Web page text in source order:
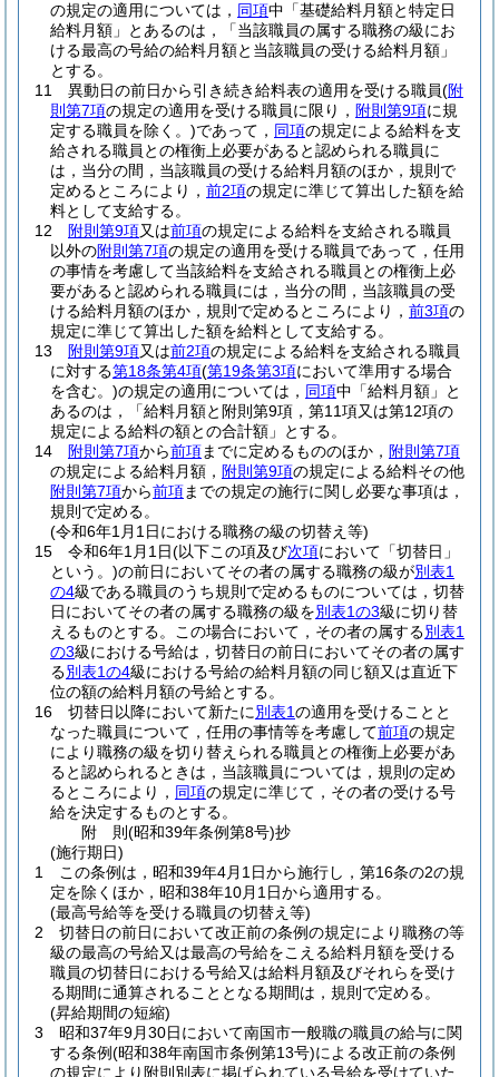
の規定の適用については， 同項中「基礎給料月額と特定日
給料月額」とあるのは，「当該職員の属する職務の級にお
ける最高の号給の給料月額と当該職員の受ける給料月額」
とする。
11
異動日の前日から引き続き給料表の適用を受ける職員(附
則第7項の規定の適用を受ける職員に限り， 附則第9項に規
定する職員を除く。)であって， 同項の規定による給料を支
給される職員との権衡上必要があると認められる職員に
は，当分の間，当該職員の受ける給料月額のほか，規則で
定めるところにより， 前2項の規定に準じて算出した額を給
料として支給する。
12
附則第9項又は前項の規定による給料を支給される職員
以外の附則第7項の規定の適用を受ける職員であって，任用
の事情を考慮して当該給料を支給される職員との権衡上必
要があると認められる職員には，当分の間，当該職員の受
ける給料月額のほか，規則で定めるところにより， 前3項の
規定に準じて算出した額を給料として支給する。
13
附則第9項又は前2項の規定による給料を支給される職員
に対する第18条第4項(第19条第3項において準用する場合
を含む。)の規定の適用については， 同項中「給料月額」と
あるのは，「給料月額と附則第9項，第11項又は第12項の
規定による給料の額との合計額」とする。
14
附則第7項から前項までに定めるもののほか， 附則第7項
の規定による給料月額， 附則第9項の規定による給料その他
附則第7項から前項までの規定の施行に関し必要な事項は，
規則で定める。
(令和6年1月1日における職務の級の切替え等)
15
令和6年1月1日(以下この項及び次項において「切替日」
という。)の前日においてその者の属する職務の級が別表1
の4級である職員のうち規則で定めるものについては，切替
日においてその者の属する職務の級を別表1の3級に切り替
えるものとする。
この場合において，その者の属する別表1
の3級における号給は，切替日の前日においてその者の属す
る別表1の4級における号給の給料月額の同じ額又は直近下
位の額の給料月額の号給とする。
16
切替日以降において新たに別表1の適用を受けることと
なった職員について，任用の事情等を考慮して前項の規定
により職務の級を切り替えられる職員との権衡上必要があ
ると認められるときは，当該職員については，規則の定め
るところにより， 同項の規定に準じて，その者の受ける号
給を決定するものとする。
附 則(昭和39年条例第8号)抄
(施行期日)
1
この条例は，昭和39年4月1日から施行し，第16条の2の規
定を除くほか，昭和38年10月1日から適用する。
(最高号給等を受ける職員の切替え等)
2
切替日の前日において改正前の条例の規定により職務の等
級の最高の号給又は最高の号給をこえる給料月額を受ける
職員の切替日における号給又は給料月額及びそれらを受け
る期間に通算されることとなる期間は，規則で定める。
(昇給期間の短縮)
3
昭和37年9月30日において南国市一般職の職員の給与に関
する条例(昭和38年南国市条例第13号)による改正前の条例
の規定により附則別表に掲げられている号給を受けていた